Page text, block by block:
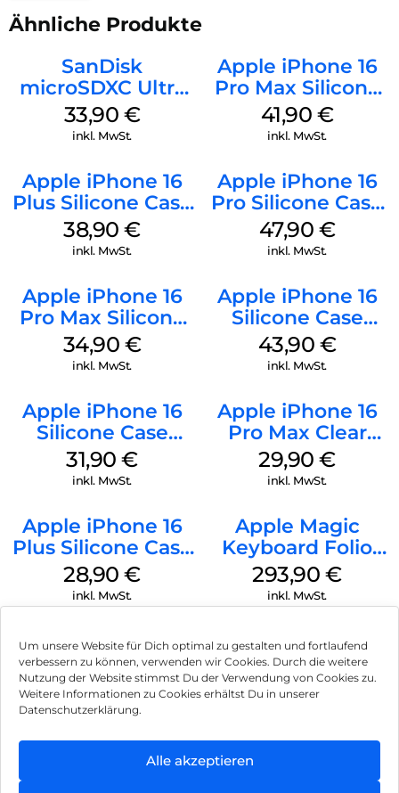
Um unsere Website für Dich optimal zu gestalten und fortlaufend
verbessern zu können, verwenden wir Cookies. Durch die weitere
Nutzung der Website stimmst Du der Verwendung von Cookies zu.
Weitere Informationen zu Cookies erhältst Du in unserer
Datenschutzerklärung.
Alle akzeptieren
Ähnliche Produkte
SanDisk
microSDXC Ultra
128 GB + Adapter
Mobile
33,90 €
inkl. MwSt.
Apple iPhone 16
Pro Max Silicone
Case MagSafe
Ultramarine
41,90 €
inkl. MwSt.
Apple iPhone 16
Plus Silicone Case
MagSafe Denim
38,90€
inkl. MwSt.
Apple iPhone 16
Pro Silicone Case
MagSafe Denim
47,90 €
inkl. MwSt.
Apple iPhone 16
Pro Max Silicone
Case MagSafe
Denim
34,90 €
inkl. MwSt.
Apple iPhone 16
Silicone Case
MagSafe Plum
43,90 €
inkl. MwSt.
Apple iPhone 16
Silicone Case
MagSafe Fuchsia
31,90€
inkl. MwSt.
Apple iPhone 16
Pro Max Clear
Case MagSafe
Transparent
29,90€
inkl. MwSt.
Apple iPhone 16
Plus Silicone Case
MagSafe Black
28,90€
inkl. MwSt.
Apple Magic
Keyboard Folio
iPad 10.9″ (10.Gen.)
Weiß
293,90€
inkl. MwSt.
Impressum